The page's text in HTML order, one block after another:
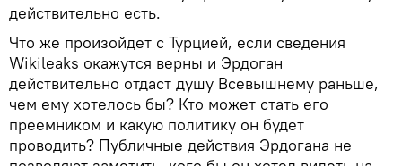
действительно есть.
Что же произойдет с Турцией, если сведения
Wikileaks окажутся верны и Эрдоган
действительно отдаст душу Всевышнему раньше,
чем ему хотелось бы? Кто может стать его
преемником и какую политику он будет
проводить? Публичные действия Эрдогана не